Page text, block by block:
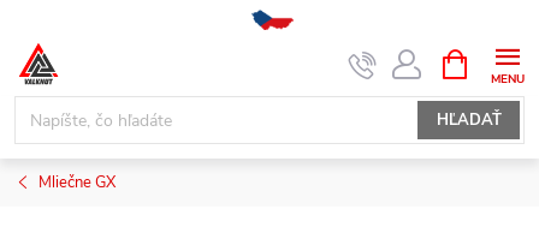
Prejsť
obsah
HĽADAŤ
KOŠÍK
Mliečne GX